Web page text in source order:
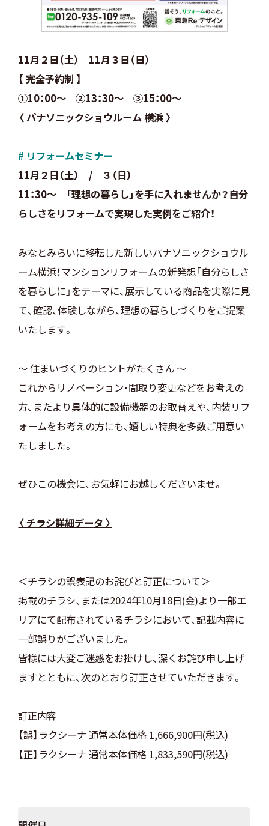
11月２日（土） 11月３日（日）
【 完全予約制 】
①10：00～ ②13：30～ ③15：00～
〈 パナソニックショウルーム 横浜 〉
# リフォームセミナー
11月２日（土） / ３（日）
11：30～
「理想の暮らし」を手に入れませんか？自分
らしさをリフォームで実現した実例をご紹介！
みなとみらいに移転した新しいパナソニックショウル
ーム横浜！マンションリフォームの新発想「自分らしさ
を暮らしに」をテーマに、展示している商品を実際に見
て、確認、体験しながら、理想の暮らしづくりをご提案
いたします。
～ 住まいづくりのヒントがたくさん ～
これからリノベーション・間取り変更などをお考えの
方、またより具体的に設備機器のお取替えや、内装リフ
ォームをお考えの方にも、嬉しい特典を多数ご用意い
たしました。
ぜひこの機会に、お気軽にお越しくださいませ。
〈 チラシ詳細データ 〉
＜チラシの誤表記のお詫びと訂正について＞
掲載のチラシ、または2024年10月18日(金)より一部エ
リアにて配布されているチラシにおいて、記載内容に
一部誤りがございました。
皆様には大変ご迷惑をお掛けし、深くお詫び申し上げ
ますとともに、次のとおり訂正させていただきます。
訂正内容
【誤】ラクシーナ 通常本体価格 1,666,900円(税込)
【正】ラクシーナ 通常本体価格 1,833,590円(税込)